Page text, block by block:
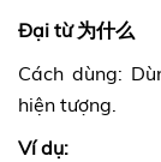
Đại từ 为什么
Cách dùng:
hiện tượng.
Ví dụ: